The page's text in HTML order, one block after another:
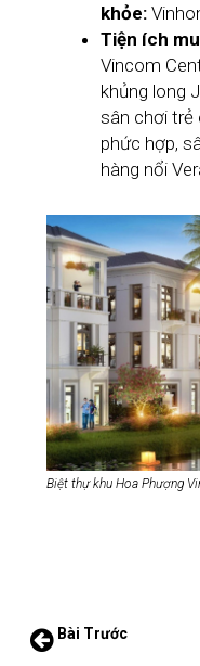
khỏe:
Tiện ích
Vincom
khủng long
sân chơi trẻ
phức hợp,
hàng nổi
Biệt thự khu Hoa Phượng
Bài Trước